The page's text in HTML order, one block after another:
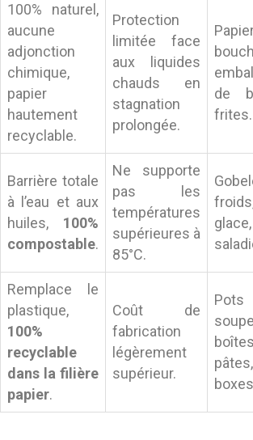
100% naturel,
aucune
adjonction
chimique,
papier
hautement
recyclable.
Protection
limitée face
aux liquides
chauds en
stagnation
prolongée.
de
frites.
Barrière totale
à l’eau et aux
huiles, 100%
compostable.
Ne supporte
pas les
températures
supérieures à
85°C.
glace,
Remplace le
plastique,
100%
recyclable
dans la filière
papier.
Coût de
fabrication
légèrement
supérieur.